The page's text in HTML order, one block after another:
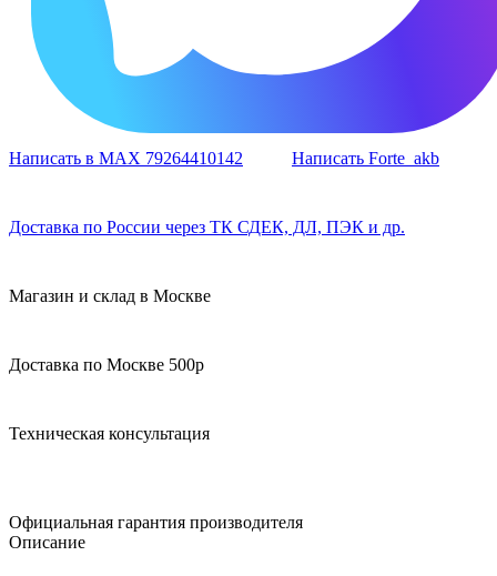
Написать в MAX 79264410142 Написать Forte_akb
Доставка по России через ТК СДЕК, ДЛ, ПЭК и др.
Магазин и склад в Москве
Доставка по Москве 500р
Техническая консультация
Официальная гарантия производителя
Описание